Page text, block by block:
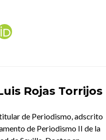
Rojas Torrijos
de Periodismo, adscrito
de Periodismo II de la